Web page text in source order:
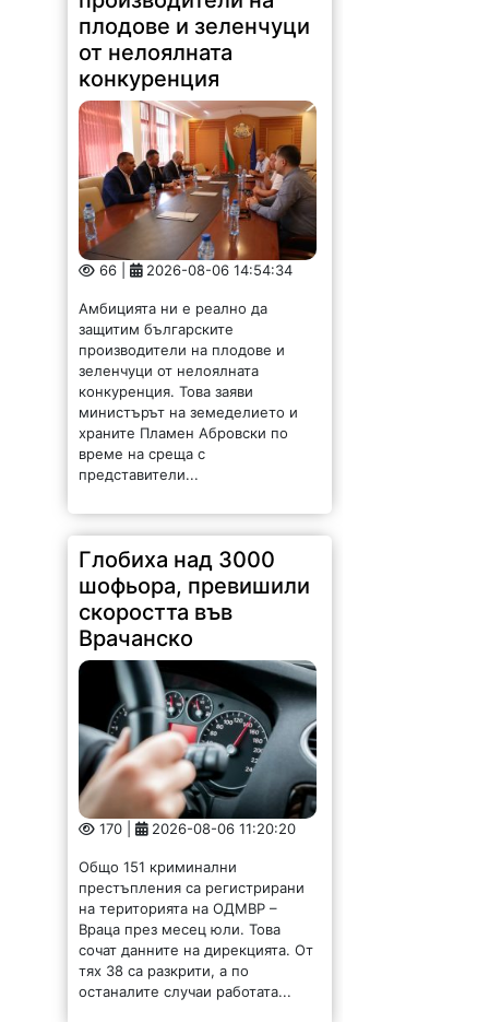
плодове и зеленчуци
от нелоялната
конкуренция
66 | 2026-08-06 14:54:34
Амбицията ни е реално да
защитим българските
производители на плодове и
зеленчуци от нелоялната
конкуренция. Това заяви
министърът на земеделието и
храните Пламен Абровски по
време на среща с
представители...
Глобиха над 3000
шофьора, превишили
скоростта във
Врачанско
170 | 2026-08-06 11:20:20
Общо 151 криминални
престъпления са регистрирани
на територията на ОДМВР –
Враца през месец юли. Това
сочат данните на дирекцията. От
тях 38 са разкрити, а по
останалите случаи работата...